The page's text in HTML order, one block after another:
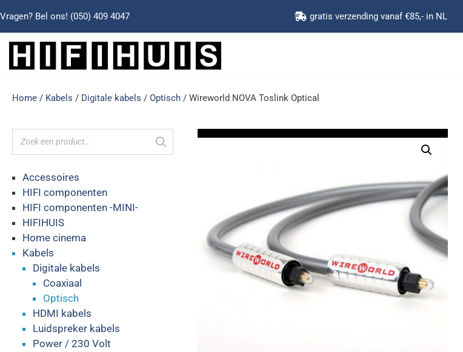
Vragen? Bel ons! (050) 409 4047 gratis verzending vanaf €85,- in NL
Home / Kabels / Digitale kabels / Optisch / Wireworld NOVA Toslink Optical
Accessoires
HIFI componenten
HIFI componenten -MINI-
HIFIHUIS
Home cinema
Kabels
Digitale kabels
Coaxiaal
Optisch
HDMI kabels
Luidspreker kabels
Power / 230 Volt